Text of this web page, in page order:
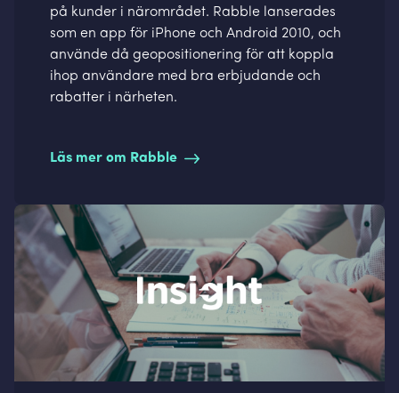
på kunder i närområdet. Rabble lanserades
som en app för iPhone och Android 2010, och
använde då geopositionering för att koppla
ihop användare med bra erbjudande och
rabatter i närheten.
Läs mer om Rabble